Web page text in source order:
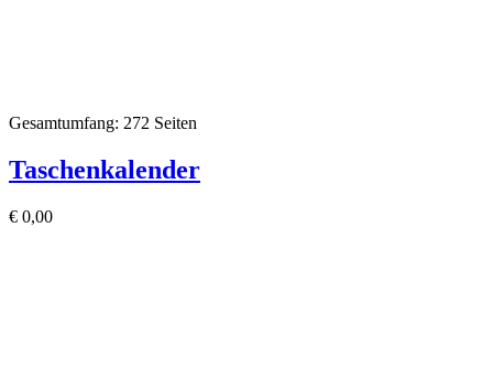
Gesamtumfang: 272 Seiten
Taschenkalender
€ 0,00